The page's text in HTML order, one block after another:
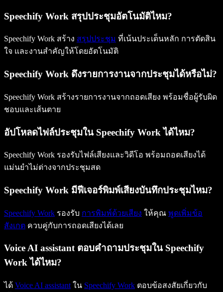
Speechify Work สรุปประชุมอัตโนมัติไหม?
Speechify Work สร้าง สรุปประชุม ที่เน้นประเด็นหลัก การตัดสิน
ใจ และงานสำคัญให้โดยอัตโนมัติ
Speechify Work ดึงรายการงานจากประชุมได้หรือไม่?
Speechify Work สร้างรายการงานจากถอดเสียง พร้อมชื่อผู้รับผิด
ชอบและเส้นตาย
อัปโหลดไฟล์ประชุมใน Speechify Work ได้ไหม?
Speechify Work รองรับไฟล์เสียงและวิดีโอ พร้อมถอดเสียงได้
แม่นยำไม่ต่างจากประชุมสด
Speechify Work มีฟีเจอร์พิมพ์เสียงบันทึกประชุมไหม?
Speechify Work รองรับ การพิมพ์ด้วยเสียง ให้คุณ พูดเพิ่มข้อ
สังเกต ควบคู่กับการถอดเสียงได้เลย
Voice AI assistant ตอบคำถามประชุมใน Speechify
Work ได้ไหม?
ได้ Voice AI assistant ใน Speechify Work ตอบข้อสงสัยเกี่ยวกับ